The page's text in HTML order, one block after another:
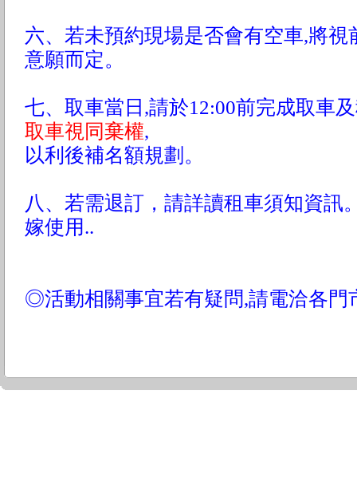
六、若未預約現場是否會有空車,將
意願而定。
七、取車當日,請於12:00前完成取車
取車視同棄權,
以利後補名額規劃。
八、若需退訂，請詳讀租車須知資訊
嫁使用..
◎活動相關事宜若有疑問,請電洽各門